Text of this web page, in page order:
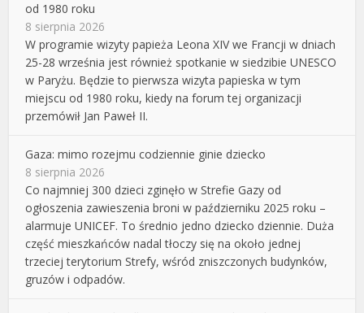
od 1980 roku
8 sierpnia 2026
W programie wizyty papieża Leona XIV we Francji w dniach
25-28 września jest również spotkanie w siedzibie UNESCO
w Paryżu. Będzie to pierwsza wizyta papieska w tym
miejscu od 1980 roku, kiedy na forum tej organizacji
przemówił Jan Paweł II.
Gaza: mimo rozejmu codziennie ginie dziecko
8 sierpnia 2026
Co najmniej 300 dzieci zginęło w Strefie Gazy od
ogłoszenia zawieszenia broni w październiku 2025 roku –
alarmuje UNICEF. To średnio jedno dziecko dziennie. Duża
część mieszkańców nadal tłoczy się na około jednej
trzeciej terytorium Strefy, wśród zniszczonych budynków,
gruzów i odpadów.